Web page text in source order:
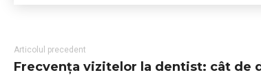
Articolul precedent
Frecvența vizitelor la dentist: cât de